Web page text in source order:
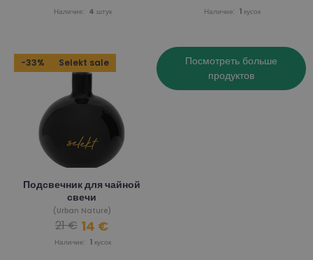
Наличие: 4 штук Наличие: 1 кусок
-33% Selekt sale
Подсвечник для чайной
свечи
(Urban Nature)
Наличие: 1 кусок
21 € 14 €
Посмотреть больше
продуктов